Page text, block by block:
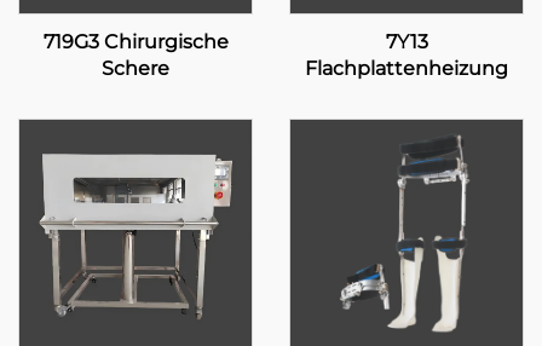
719G3 Chirurgische
Schere
7Y13
Flachplattenheizung